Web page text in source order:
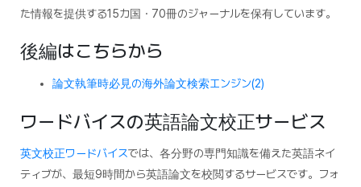
た情報を提供する15カ国・70冊のジャーナルを保有しています。
後編はこちらから
論文執筆時必見の海外論文検索エンジン(2)
ワードバイスの英語論文校正サービス
英文校正ワードバイスでは、各分野の専門知識を備えた英語ネイ
ティブが、最短9時間から英語論文を校閲するサービスです。フォ